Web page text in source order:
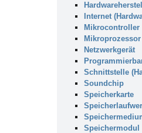
Internet
Mikrocontroller
Mikroprozessor
Netzwerkgerät
Schnittstelle
Soundchip
Speicherkarte
Speichermodul